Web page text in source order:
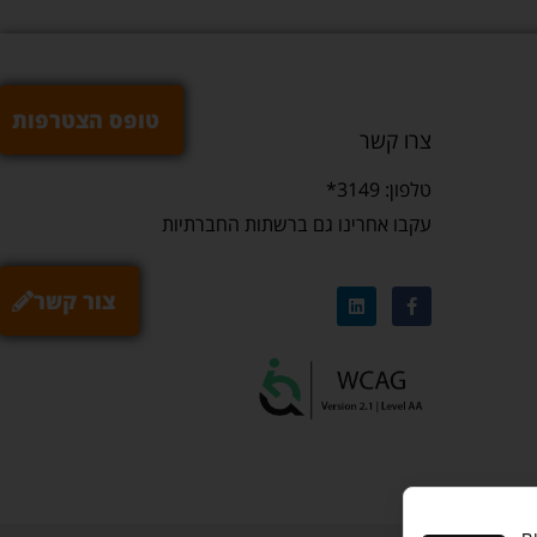
צור קשר
טופס הצטרפות
צרו קשר
טלפון: 3149*
עקבו אחרינו גם ברשתות החברתיות